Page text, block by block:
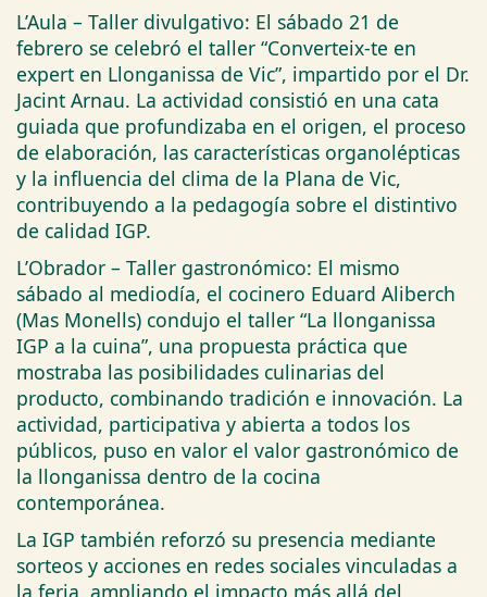
L’Aula – Taller divulgativo: El sábado 21 de
febrero se celebró el taller “Converteix-te en
expert en Llonganissa de Vic”, impartido por el Dr.
Jacint Arnau. La actividad consistió en una cata
guiada que profundizaba en el origen, el proceso
de elaboración, las características organolépticas
y la influencia del clima de la Plana de Vic,
contribuyendo a la pedagogía sobre el distintivo
de calidad IGP.
L’Obrador – Taller gastronómico: El mismo
sábado al mediodía, el cocinero Eduard Aliberch
(Mas Monells) condujo el taller “La llonganissa
IGP a la cuina”, una propuesta práctica que
mostraba las posibilidades culinarias del
producto, combinando tradición e innovación. La
actividad, participativa y abierta a todos los
públicos, puso en valor el valor gastronómico de
la llonganissa dentro de la cocina
contemporánea.
La IGP también reforzó su presencia mediante
sorteos y acciones en redes sociales vinculadas a